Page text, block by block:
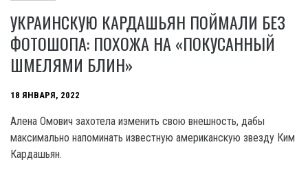
УКРАИНСКУЮ КАРДАШЬЯН ПОЙМАЛИ БЕЗ
ФОТОШОПА: ПОХОЖА НА «ПОКУСАННЫЙ
ШМЕЛЯМИ БЛИН»
18 ЯНВАРЯ, 2022
Алена Омович захотела изменить свою внешность, дабы
максимально напоминать известную американскую звезду Ким
Кардашьян.